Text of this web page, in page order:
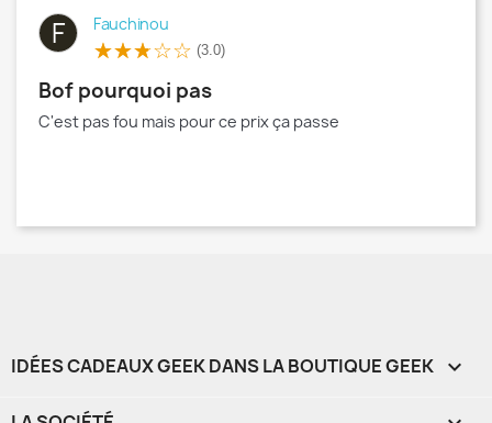
F Fauchinou
(3.0)
bof pourquoi pas
C'est pas fou mais pour ce prix ça passe
IDÉES CADEAUX GEEK DANS LA BOUTIQUE GEEK 